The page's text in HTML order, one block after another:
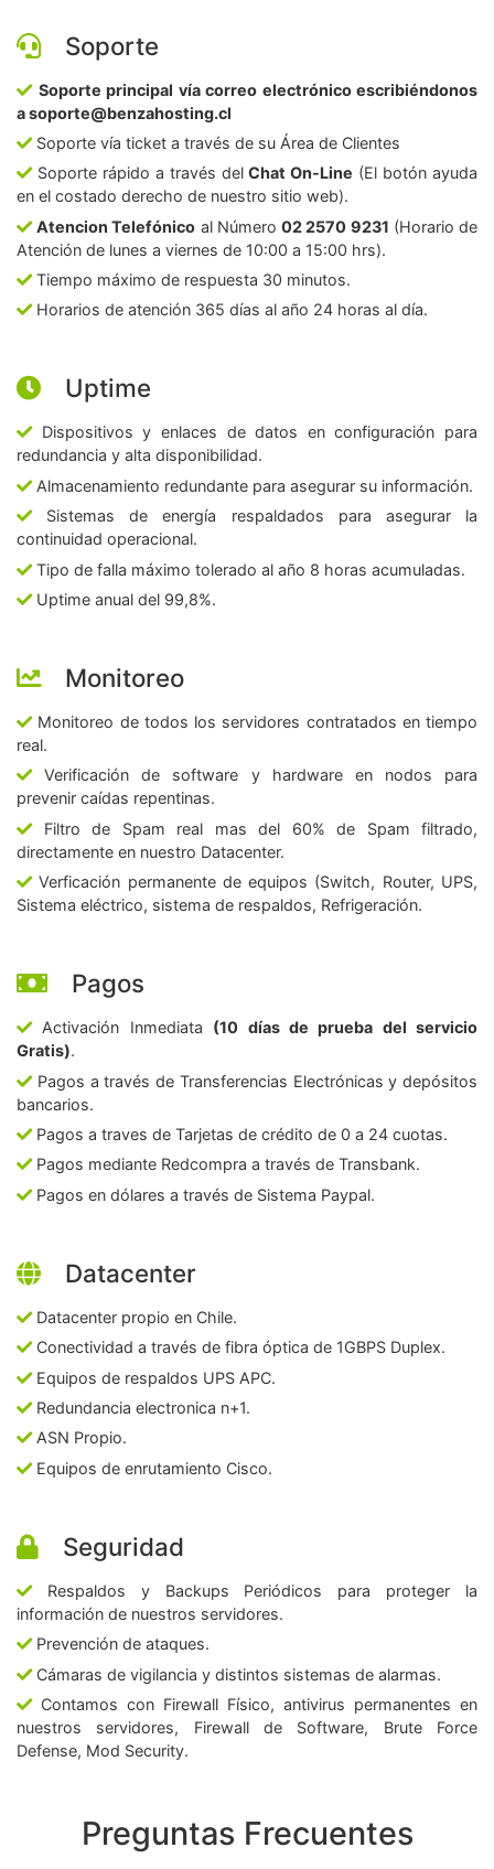
Soporte
Soporte principal vía correo electrónico escribiéndonos
a soporte@benzahosting.cl
Soporte vía ticket a través de su Área de Clientes
Soporte rápido a través delChat On-Line (El botón ayuda
en el costado derecho de nuestro sitio web).
Atencion Telefónico al Número02 2570 9231 (Horario de
Atención de lunes a viernes de 10:00 a 15:00 hrs).
Tiempo máximo de respuesta 30 minutos.
Horarios de atención 365 días al año 24 horas al día.
Uptime
Dispositivos y enlaces de datos en configuración para
redundancia y alta disponibilidad.
Almacenamiento redundante para asegurar su información.
Sistemas de energía respaldados para asegurar la
continuidad operacional.
Tipo de falla máximo tolerado al año 8 horas acumuladas.
Uptime anual del 99,8%.
Monitoreo
Monitoreo de todos los servidores contratados en tiempo
real.
Verificación de software y hardware en nodos para
prevenir caídas repentinas.
Filtro de Spam real mas del 60% de Spam filtrado,
directamente en nuestro Datacenter.
Verficación permanente de equipos (Switch, Router, UPS,
Sistema eléctrico, sistema de respaldos, Refrigeración.
Pagos
Activación Inmediata (10 días de prueba del servicio
Gratis).
Pagos a través de Transferencias Electrónicas y depósitos
bancarios.
Pagos a traves de Tarjetas de crédito de 0 a 24 cuotas.
Pagos mediante Redcompra a través de Transbank.
Pagos en dólares a través de Sistema Paypal.
Datacenter
Datacenter propio en Chile.
Conectividad a través de fibra óptica de 1GBPS Duplex.
Equipos de respaldos UPS APC.
Redundancia electronica n+1.
ASN Propio.
Equipos de enrutamiento Cisco.
Seguridad
Respaldos y Backups Periódicos para proteger la
información de nuestros servidores.
Prevención de ataques.
Cámaras de vigilancia y distintos sistemas de alarmas.
Contamos con Firewall Físico, antivirus permanentes en
nuestros servidores, Firewall de Software, Brute Force
Defense, Mod Security.
Preguntas Frecuentes